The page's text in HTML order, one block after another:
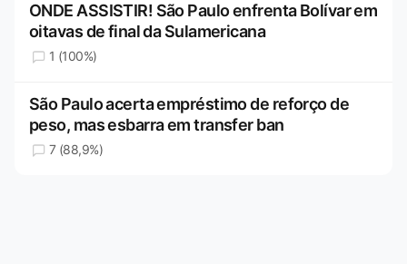
ONDE ASSISTIR! São Paulo enfrenta Bolívar em
oitavas de final da Sulamericana
1 (100%)
São Paulo acerta empréstimo de reforço de
peso, mas esbarra em transfer ban
7 (88,9%)